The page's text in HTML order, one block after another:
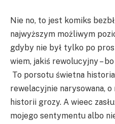
Nie no, to jest komiks
najwyższym możliwym
gdyby nie był tylko po
wiem, jakiś rewolucyjny –
To porsotu świetna
rewelacyjnie narysowana,
historii grozy. A wieec
mojego sentymentu albo